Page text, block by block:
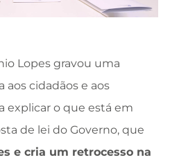
Lopes gravou uma
cidadãos e aos
explicar o que está em
de lei do Governo, que
e cria um retrocesso na